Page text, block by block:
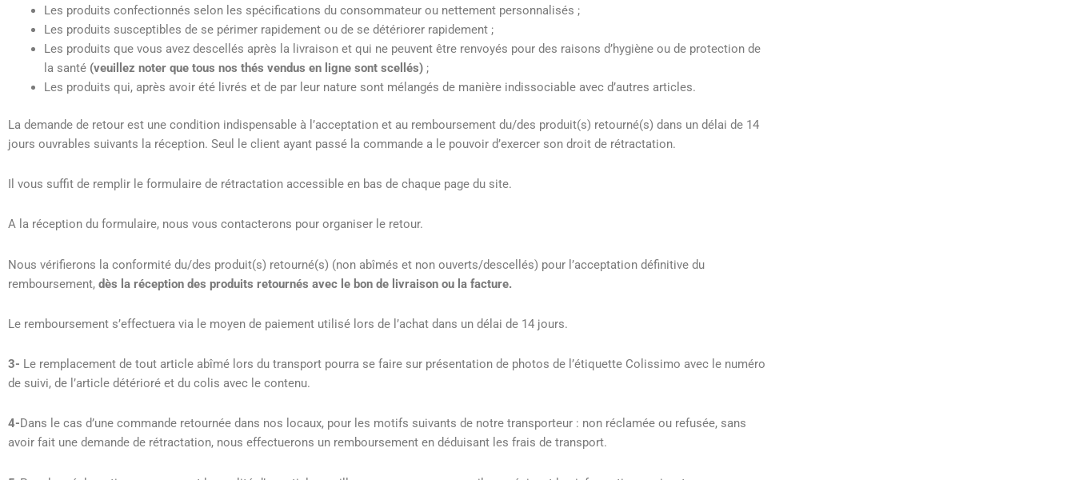
Les produits confectionnés selon les spécifications du consommateur ou nettement personnalisés ;
Les produits susceptibles de se périmer rapidement ou de se détériorer rapidement ;
Les produits que vous avez descellés après la livraison et qui ne peuvent être renvoyés pour des raisons d’hygiène ou de protection de
la santé (veuillez noter que tous nos thés vendus en ligne sont scellés) ;
Les produits qui, après avoir été livrés et de par leur nature sont mélangés de manière indissociable avec d’autres articles.
La demande de retour est une condition indispensable à l’acceptation et au remboursement du/des produit(s) retourné(s) dans un délai de 14
jours ouvrables suivants la réception. Seul le client ayant passé la commande a le pouvoir d’exercer son droit de rétractation.
Il vous suffit de remplir le formulaire de rétractation accessible en bas de chaque page du site.
A la réception du formulaire, nous vous contacterons pour organiser le retour.
Nous vérifierons la conformité du/des produit(s) retourné(s) (non abîmés et non ouverts/descellés) pour l’acceptation définitive du
remboursement, dès la réception des produits retournés avec le bon de livraison ou la facture.
Le remboursement s’effectuera via le moyen de paiement utilisé lors de l’achat dans un délai de 14 jours.
3- Le remplacement de tout article abîmé lors du transport pourra se faire sur présentation de photos de l’étiquette Colissimo avec le numéro
de suivi, de l’article détérioré et du colis avec le contenu.
4-Dans le cas d’une commande retournée dans nos locaux, pour les motifs suivants de notre transporteur : non réclamée ou refusée, sans
avoir fait une demande de rétractation, nous effectuerons un remboursement en déduisant les frais de transport.